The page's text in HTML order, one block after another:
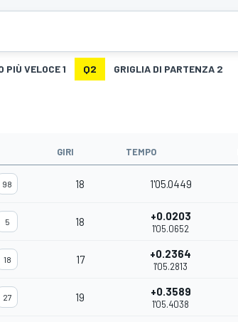
PIÙ VELOCE 1 Q2 GRIGLIA DI PARTENZA 2
GIRI TEMPO
98 18 1'05.0449
5 18 +0.0203
1'05.0652
18 17 +0.2364
1'05.2813
27 19 +0.3589
1'05.4038